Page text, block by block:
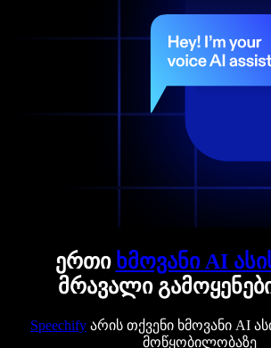
ერთი ხმოვანი AI
მრავალი
Speechify არის თქვენი ხმოვანი AI
მოწყობილობაზე